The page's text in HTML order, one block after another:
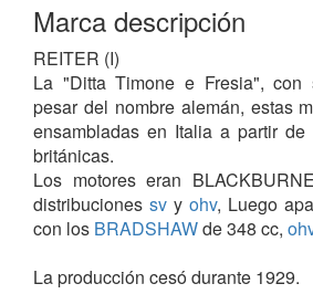
Marca descripción
REITER (I)
La "Ditta Timone e Fresia",
pesar del nombre alemán, estas
ensambladas en Italia a partir
británicas.
Los motores eran
distribucionessv yohv, Luego
con los BRADSHAWde 348 cc,
La producción cesó durante 1929.